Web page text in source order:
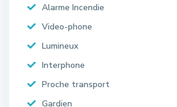
Alarme Incendie
Video-phone
Lumineux
Interphone
Proche transport
Gardien